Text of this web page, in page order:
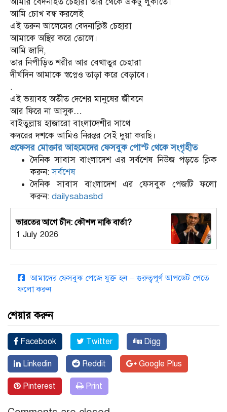
আমি চোখ বন্ধ করলেই
এই তরুন আলেমের বেদনাক্লিষ্ট চেহারা
আমাকে অস্থির করে তোলে।
আমি জানি,
তার নিপীড়িত শরীর আর বেথাতুর চেহারা
দীর্ঘদিন আমাকে স্বপ্নেও তাড়া করে বেড়াবে।
.
এই ভয়াবহ অতীত দেশের মানুষের জীবনে
আর ফিরে না আসুক…
বাইতুল্লায় হাজারো বাংলাদেশীর সাথে
কদরের দশকে আমিও নিরন্তর সেই দুয়া করছি।
প্রফেসর মোক্তার আহমেদের ফেসবুক পোস্ট থেকে সংগৃহীত
দৈনিক সাবাস বাংলাদেশ এর সর্বশেষ নিউজ পড়তে ক্লিক
করুন:সর্বশেষ
দৈনিক সাবাস বাংলাদেশ এর ফেসবুক পেজটি ফলো
করুন: dailysabasbd
ভারতের আগে চীন: কৌশল নাকি বার্তা?
1 July 2026
আমাদের ফেসবুক পেজে যুক্ত হন – গুরুত্বপূর্ণ আপডেট পেতে
ফলো করুন
শেয়ার করুন
Facebook Twitter Digg
Linkedin Reddit Google Plus
Pinterest Print